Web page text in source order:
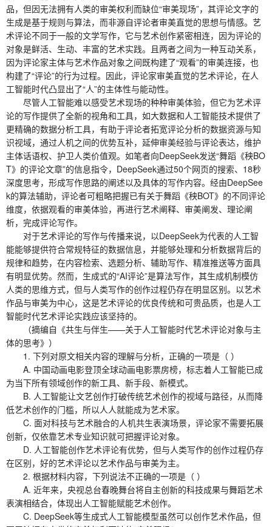
品，但因无法拥有人类的审美权利而缺位“审美现场”，其评论文字的
生成是基于规则与算法，而非源自评论者审美直觉的思想与情感。艺
术评论不同于一般的文学写作，它与艺术创作紧密相连，因为评论的
对象是鲜活、生动、丰富的艺术实践。且两者之间为一种互动关系，
因为评论家主体与艺术作品对象之间既构建了“观看”的审美连接，也
构建了“评论”的行为过程。因此，评论家审美直觉的艺术评论，在人
工智能时代凸显出了“人”的主体性与能动性。
尽管人工智能难以感受艺术现场的种种审美体验，但它为艺术评
论的写作提供了全新的视角和工具，如大数据和人工智能技术提供了
更精确的数据分析工具，有助于评论者拓宽评论分析的数据资源与知
识视域，通过人机之间的优势互补，延伸审美经验与评论表达，维护
主体话语权、护卫人类价值观。如笔者向DeepSeek发送“舞蹈《秧BO
T》的评论文章”的信息指令，DeepSeek通过50个网页的搜索、18秒
深度思考，形成写作思路的阐述以及具体的写作内容。经由DeepSee
k的算法辅助，评论者可粗略把握已有关于舞蹈《秧BOT》的不同评论
维度，依据观看的审美体验，再进行艺术阐释、审美阐发、理论阐
析，完成评论写作。
对于艺术评论的写作与传播来说，以DeepSeek为代表的人工智
能能够提供符合常规特征的数据信息，并能够处理和分析数据背后的
规律和趋势，在内容检索、选题分析、辅助写作、精准推送等方面具
有明显优势。然而，生成式的“AI评论”是算法写作，其生成机制模仿
人类的思维方式，但与人类写作的创作过程仍存在明显区别。以艺术
作品与审美为中心，这是艺术评论的优良传统和可贵品质，也是人工
智能时代艺术评论实践应该坚持的。
（摘编自《共生与伴生——关于人工智能时代艺术评论对象与主
体的思考》）
1. 下列对原文相关内容的理解与分析，正确的一项是（ ）
A. 中国动画电影登顶全球动画电影票房榜，标志着人工智能已成
为当下所有领域创作的新工具、新手段、新模式。
B. 人工智能让文艺创作打破传统艺术创作的视域与路径，从而降
低艺术创作的门槛，所以人人就能成为艺术家。
C. 面对科技与艺术融合的人机共生表演场景，评论家不需要拓展
创新，仅依靠艺术专业知识就可把握评论对象。
D. 人工智能创作艺术评论有优势，但与人类写作的创作过程仍存
在区别，好的艺术评论以艺术作品与审美为主。
2. 根据材料内容，下列说法不正确的一项是（ ）
A. 近年来，央视总台春晚舞台将自主创新的科技成果与舞蹈艺术
表演相结合，体现出人工智能赋能艺术创作。
C. DeepSeek等生成式人工智能模型虽然可以创作艺术作品，但